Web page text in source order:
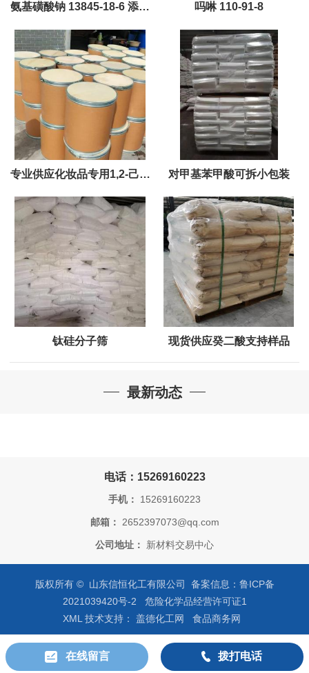
氨基磺酸钠 13845-18-6 添加
剂氧化剂洗涤剂
吗啉 110-91-8
专业供应化妆品专用1,2-己二
醇
对甲基苯甲酸可拆小包装
钛硅分子筛 现货供应癸二酸支持样品
最新动态
在线留言 拨打电话
电话：15269160223
手机： 15269160223
邮箱： 2652397073@qq.com
公司地址： 新材料交易中心
版权所有 © 山东信恒化工有限公司 备案信息： 鲁ICP备
2021039420号-2
危险化学品经营许可证1
XML
技术支持： 盖德化工网 食品商务网
公司介绍 公司动态 产品展厅 证书荣誉 联系